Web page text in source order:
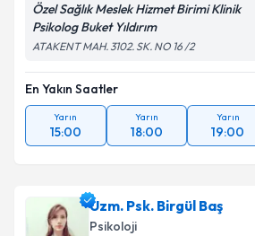
Özel Sağlık Meslek Hizmet Birimi Klinik
Psikolog Buket Yıldırım
ATAKENT MAH. 3102. SK. NO 16 /2
En Yakın Saatler
Yarın
15:00
Yarın
18:00
Yarın
19:00
Uzm. Psk. Birgül Baş
Psikoloji